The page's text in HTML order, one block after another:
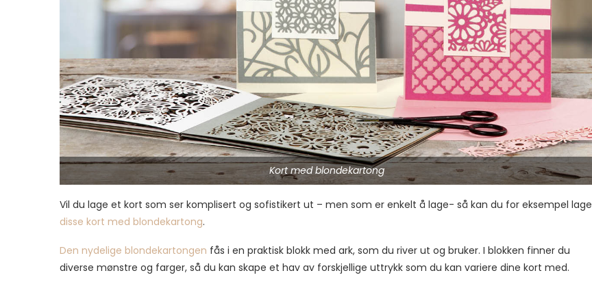
Kort med blondekartong
Vil du lage et kort som ser komplisert og sofistikert ut – men som er enkelt å lage- så kan du for eksempel lage
disse kort med blondekartong.
Den nydelige blondekartongen fås i en praktisk blokk med ark, som du river ut og bruker. I blokken finner du
diverse mønstre og farger, så du kan skape et hav av forskjellige uttrykk som du kan variere dine kort med.